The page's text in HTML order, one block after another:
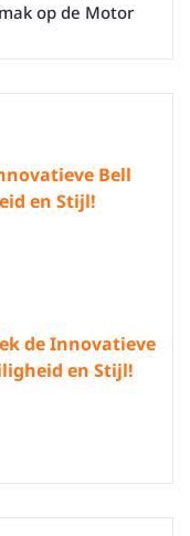
op de Motor
Bell
en Stijl!
de Innovatieve
en Stijl!